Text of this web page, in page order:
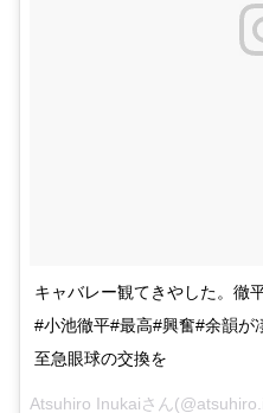
キャバレー観てきやした。徹
#小池徹平#最高#興奮#余韻が
至急眼球の交換を